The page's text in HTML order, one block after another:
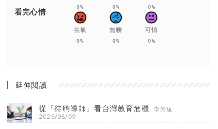
看完心情 0% 0% 0%
生氣
0%
無聊
0%
可怕
0%
延伸閱讀
從「待聘導師」看台灣教育危機 李芳遠
2026/08/09